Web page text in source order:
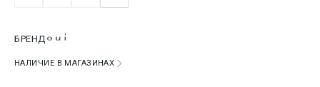
БРЕНД
НАЛИЧИЕ В МАГАЗИНАХ